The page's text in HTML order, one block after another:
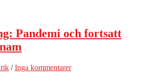
Pandemi och fortsatt
/Inga kommentarer